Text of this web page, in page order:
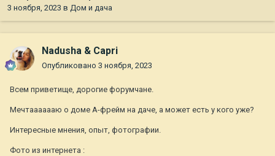
3 ноября, 2023 в Дом и дача
Nadusha & Capri
Опубликовано 3 ноября, 2023
Всем приветище, дорогие форумчане.
Мечтааааааю о доме А-фрейм на даче, а может есть у кого уже?
Интересные мнения, опыт, фотографии.
Фото из интернета :